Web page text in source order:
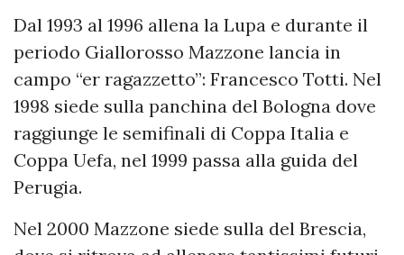
Dal 1993 al 1996 allena la Lupa e durante il
periodo Giallorosso Mazzone lancia in
campo “er ragazzetto”: Francesco Totti. Nel
1998 siede sulla panchina del Bologna dove
raggiunge le semifinali di Coppa Italia e
Coppa Uefa, nel 1999 passa alla guida del
Perugia.
Nel 2000 Mazzone siede sulla del Brescia,